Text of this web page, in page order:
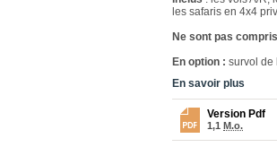
les safaris en 4x4
Ne sont pas compris
En option : survol de
En savoir plus
Version Pdf
1,1 M.o.